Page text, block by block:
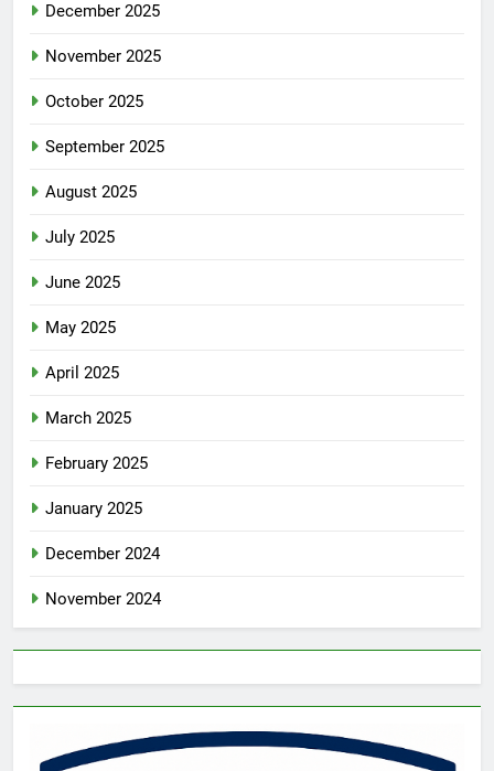
December 2025
November 2025
October 2025
September 2025
August 2025
July 2025
June 2025
May 2025
April 2025
March 2025
February 2025
January 2025
December 2024
November 2024